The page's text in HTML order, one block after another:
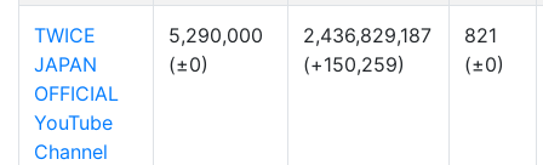
TWICE
JAPAN
OFFICIAL
YouTube
Channel
5,290,000
(±0)
2,436,829,187
(+150,259)
821
(±0)